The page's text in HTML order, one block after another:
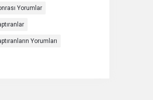
Yorumlar
Yorumları